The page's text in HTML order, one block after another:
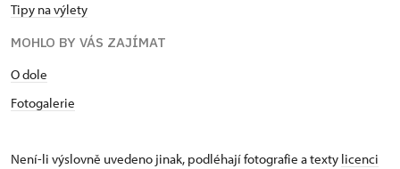
Tipy na výlety
MOHLO BY VÁS ZAJÍMAT
O dole
Fotogalerie
Není-li výslovně uvedeno jinak, podléhají fotografie a texty licenci